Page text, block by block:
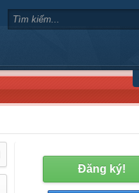
Đăng ký!